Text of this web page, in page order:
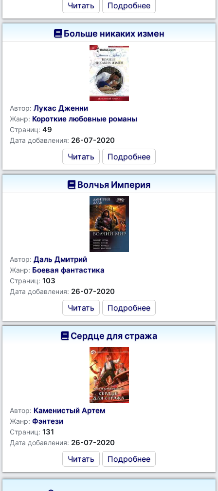
Читать Подробнее
Больше никаких измен
Автор: Лукас Дженни
Жанр: Короткие любовные романы
Страниц: 49
Дата добавления: 26-07-2020
Читать Подробнее
Волчья Империя
Автор: Даль Дмитрий
Жанр: Боевая фантастика
Страниц: 103
Дата добавления: 26-07-2020
Читать Подробнее
Сердце для стража
Автор: Каменистый Артем
Жанр: Фэнтези
Страниц: 131
Дата добавления: 26-07-2020
Читать Подробнее